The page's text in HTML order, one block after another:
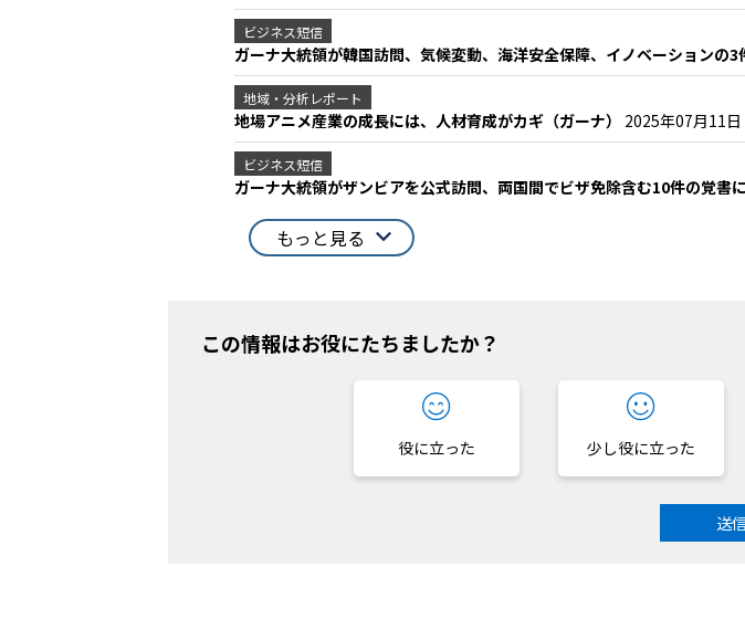
ビジネス短信
ガーナ大統領が韓国訪問、気候変動、海洋安全保障、イノベーションの
地域・分析レポート
地場アニメ産業の成長には、人材育成がカギ（ガーナ） 2025年07月11日
ビジネス短信
ガーナ大統領がザンビアを公式訪問、両国間でビザ免除含む10件の覚書
もっと見る
この情報はお役にたちましたか？
役に立った 少し役に立った
送信